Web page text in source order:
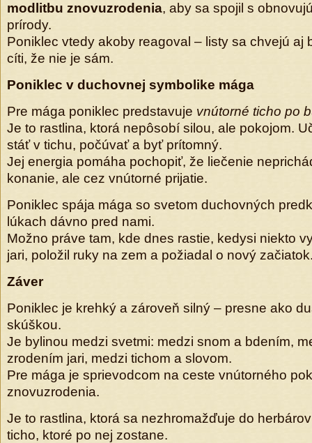
modlitbu znovuzrodenia, aby sa spojil s
prírody.
Poniklec vtedy akoby reagoval – listy sa chvejú aj
cíti, že nie je sám.
Poniklec v duchovnej symbolike mága
Pre mága poniklec predstavuje vnútorné ticho po
Je to rastlina, ktorá nepôsobí silou, ale pokojom.
stáť v tichu, počúvať a byť prítomný.
Jej energia pomáha pochopiť, že liečenie
konanie, ale cez vnútorné prijatie.
Poniklec spája mága so svetom duchovných
lúkach dávno pred nami.
Možno práve tam, kde dnes rastie, kedysi niekto
jari, položil ruky na zem a požiadal o nový
Záver
Poniklec je krehký a zároveň silný – presne ako
skúškou.
Je bylinou medzi svetmi: medzi snom a bdením,
zrodením jari, medzi tichom a slovom.
Pre mága je sprievodcom na ceste vnútorného
znovuzrodenia.
Je to rastlina, ktorá sa nezhromažďuje do
ticho, ktoré po nej zostane.